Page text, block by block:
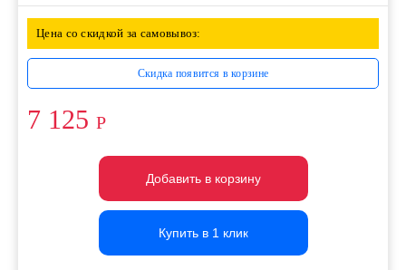
Цена со скидкой за самовывоз:
Скидка появится в корзине
7 125 Р
Добавить в корзину
Добавить в корзину
Добавить в корзину
Купить в 1 клик
Купить в 1 клик
Купить в 1 клик